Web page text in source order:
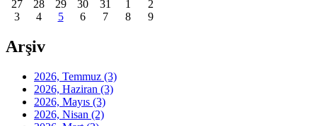
27 28 29 30 31 1
2
3
4 5 6 7 8 9
Arşiv
2026, Temmuz (3)
2026, Haziran (3)
2026, Mayıs (3)
2026, Nisan (2)